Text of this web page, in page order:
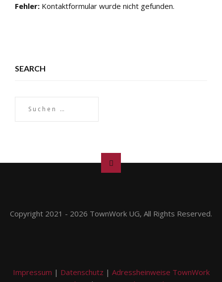
Fehler: Kontaktformular wurde nicht gefunden.
SEARCH
Copyright 2021 - 2026 TownWork UG, All Rights Reserved.
Impressum | Datenschutz | Adressheinweise TownWork